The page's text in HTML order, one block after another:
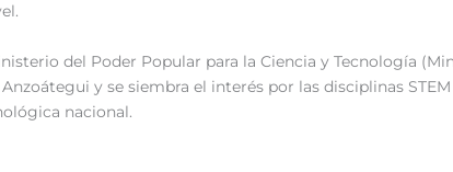
del Poder Popular para la Ciencia y Tecnología
y se siembra el interés por las disciplinas
nacional.